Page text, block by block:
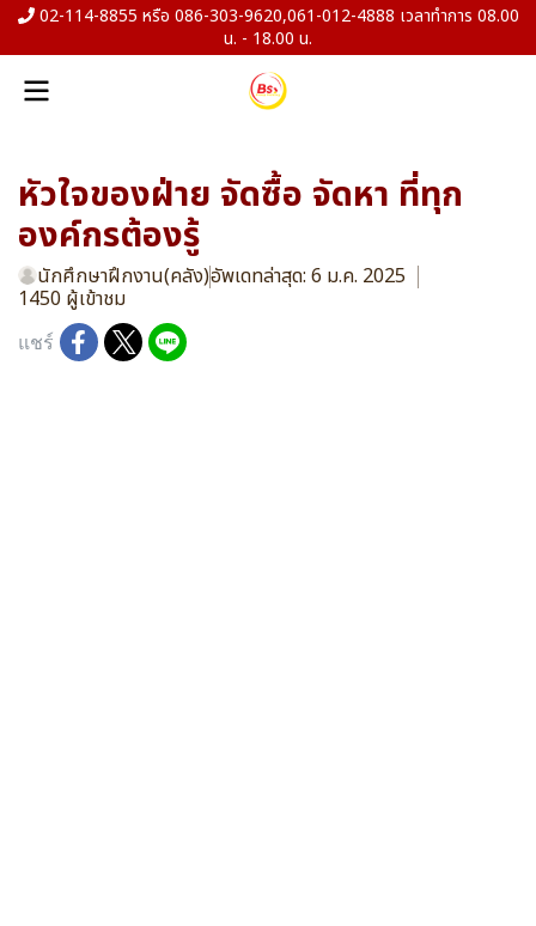
02-114-8855 หรือ 086-303-9620,061-012-4888 เวลาทำการ 08.00
น. - 18.00 น.
หัวใจของฝ่าย จัดซื้อ จัดหา ที่ทุก
องค์กรต้องรู้
นักศึกษาฝึกงาน(คลัง)อัพเดทล่าสุด: 6 ม.ค. 2025
1450 ผู้เข้าชม
แชร์